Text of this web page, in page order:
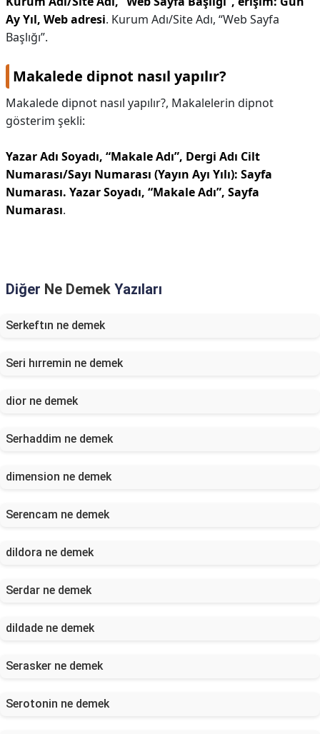
Ay Yıl, Web adresi. Kurum Adı/Site Adı, “Web Sayfa
Başlığı”.
Makalede dipnot nasıl yapılır?
Makalede dipnot nasıl yapılır?, Makalelerin dipnot
gösterim şekli:
Yazar Adı Soyadı, “Makale Adı”, Dergi Adı Cilt
Numarası/Sayı Numarası (Yayın Ayı Yılı): Sayfa
Numarası. Yazar Soyadı, “Makale Adı”, Sayfa
Numarası.
Diğer Ne Demek Yazıları
Serkeftın ne demek
Seri hırremin ne demek
dior ne demek
Serhaddim ne demek
dimension ne demek
Serencam ne demek
dildora ne demek
Serdar ne demek
dildade ne demek
Serasker ne demek
Serotonin ne demek